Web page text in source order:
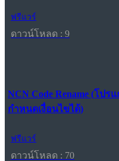
ฟรีแวร์
ดาวน์โหลด : 9
NCN Code Rename (โป
กำหนดเงื่อนไขได้)
ฟรีแวร์
ดาวน์โหลด : 70